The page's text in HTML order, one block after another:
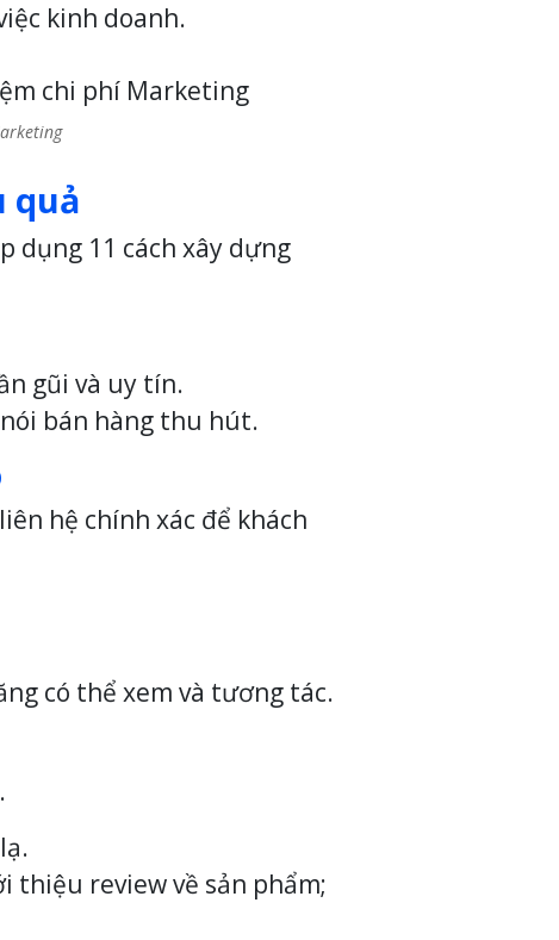
kinh doanh.
quả
dụng 11 cách xây dựng
gũi và uy tín.
bán hàng thu hút.
hệ chính xác để khách
có thể xem và tương tác.
thiệu review về sản phẩm;